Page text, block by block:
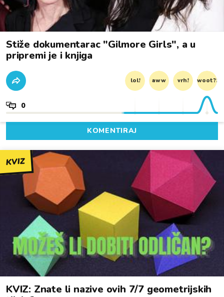
Stiže dokumentarac "Gilmore Girls", a u
pripremi je i knjiga
lol! aww vrh! woot?!
0
KOMENTIRAJ
KVIZ
KVIZ: Znate li nazive ovih 7/7 geometrijskih